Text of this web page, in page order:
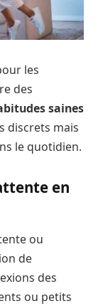
les
des
saines
discrets mais
le quotidien.
en
ou
de
des
ou petits